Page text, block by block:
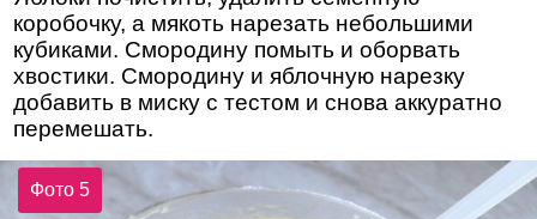
коробочку, а мякоть нарезать небольшими
кубиками. Смородину помыть и оборвать
хвостики. Смородину и яблочную нарезку
добавить в миску с тестом и снова аккуратно
перемешать.
Фото 5